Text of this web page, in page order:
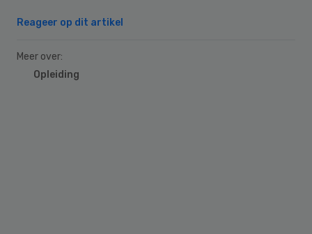
Reageer op dit artikel
Meer over:
Opleiding